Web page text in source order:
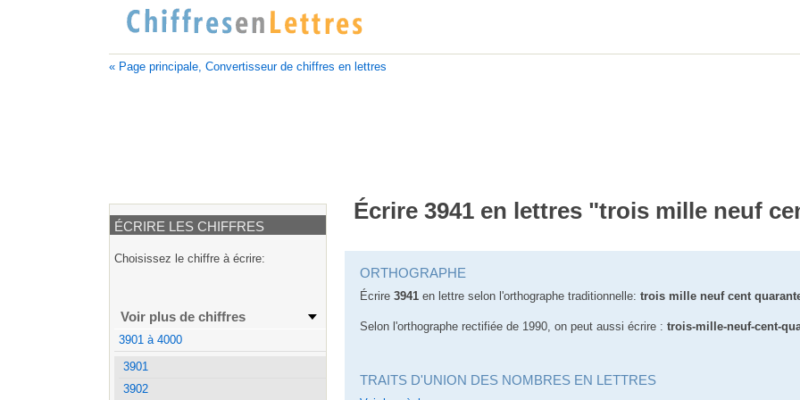
« Page principale, Convertisseur de chiffres en lettres
Écrire 3941 en lettres "trois mille neuf
ORTHOGRAPHE
Écrire 3941en lettre selon l'orthographe traditionnelle: trois mille neuf cent
Selon l'orthographe rectifiée de 1990, on peut aussi écrire : trois-mille-neuf-cent-
TRAITS D'UNION DES NOMBRES EN LETTRES
ÉCRIRE LES CHIFFRES
Choisissez le chiffre à écrire:
Voir plus de chiffres
3901 à 4000
3901
3902